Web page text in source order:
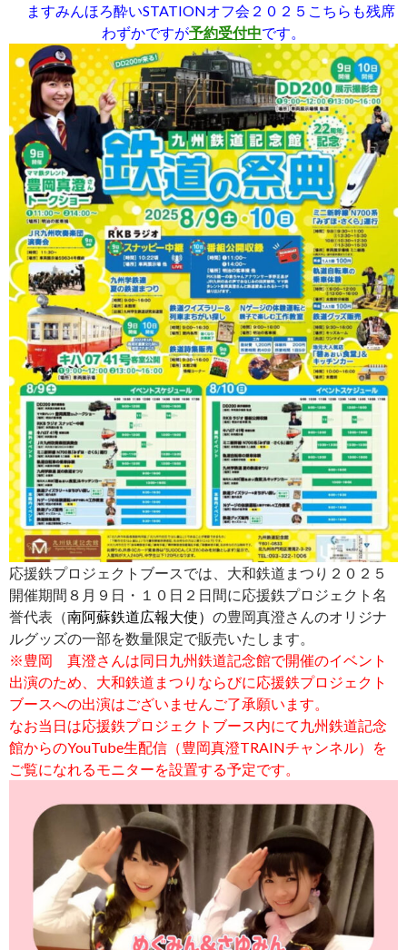
ますみんほろ酔いSTATIONオフ会２０２５こちらも残席
わずかですが予約受付中です。
応援鉄プロジェクトブースでは、大和鉄道まつり２０２５
開催期間８月９日・１０日２日間に応援鉄プロジェクト名
誉代表（南阿蘇鉄道広報大使） の豊岡真澄さんのオリジナ
ルグッズの一部を数量限定で販売いたします。
※豊岡 真澄さんは同日九州鉄道記念館で開催のイベント
出演のため、大和鉄道まつりならびに応援鉄プロジェクト
ブースへの出演はございませんご了承願います。
なお当日は応援鉄プロジェクトブース内にて九州鉄道記念
館からのYouTube生配信（豊岡真澄TRAINチャンネル）を
ご覧になれるモニターを設置する予定です。